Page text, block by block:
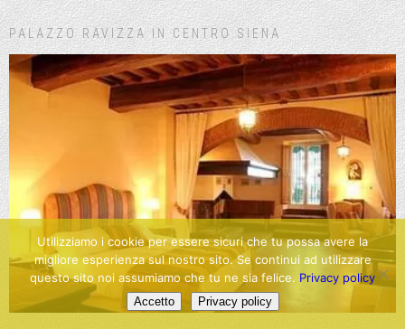
PALAZZO RAVIZZA IN CENTRO SIENA
Utilizziamo i cookie per essere sicuri che tu possa avere la
migliore esperienza sul nostro sito. Se continui ad utilizzare
questo sito noi assumiamo che tu ne sia felice. Privacy policy
Accetto Privacy policy